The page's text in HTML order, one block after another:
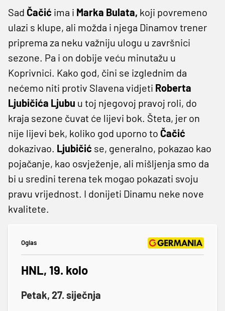
Sad Čačić ima i Marka Bulata, koji povremeno
ulazi s klupe, ali možda i njega Dinamov trener
priprema za neku važniju ulogu u završnici
sezone. Pa i on dobije veću minutažu u
Koprivnici. Kako god, čini se izglednim da
nećemo niti protiv Slavena vidjeti Roberta
Ljubičića Ljubu u toj njegovoj pravoj roli, do
kraja sezone čuvat će lijevi bok. Šteta, jer on
nije lijevi bek, koliko god uporno to Čačić
dokazivao. Ljubičić se, generalno, pokazao kao
pojačanje, kao osvježenje, ali mišljenja smo da
bi u sredini terena tek mogao pokazati svoju
pravu vrijednost. I donijeti Dinamu neke nove
kvalitete.
Oglas
HNL, 19. kolo
Petak, 27. siječnja